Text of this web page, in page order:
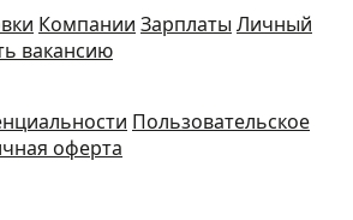
Компании Зарплаты Личный
вакансию
Пользовательское
оферта